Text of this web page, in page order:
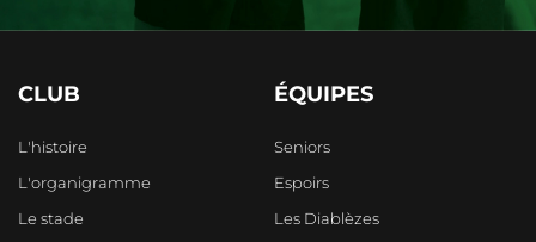
CLUB
L'histoire
L'organigramme
Le stade
ÉQUIPES
Seniors
Espoirs
Les Diablèzes